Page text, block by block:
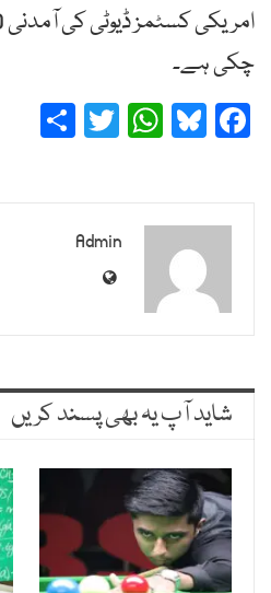
چکی ہے۔
Facebook
Bluesky
WhatsApp
Twitter
Admin
شاید آپ یہ بھی پسند کریں